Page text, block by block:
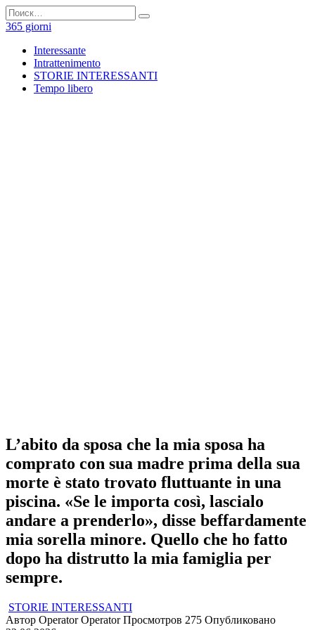
Перейти
к
содержанию
Search
for:
365 giorni
Interessante
Intrattenimento
STORIE INTERESSANTI
Tempo libero
L’abito da sposa che la mia sposa ha
comprato con sua madre prima della sua
morte è stato trovato fluttuante in una
piscina. «Se le importa così, lascialo
andare a prenderlo», disse beffardamente
mia sorella minore. Quello che ho fatto
dopo ha distrutto la mia famiglia per
sempre.
STORIE INTERESSANTI
Автор Operator Operator Просмотров 275 Опубликовано